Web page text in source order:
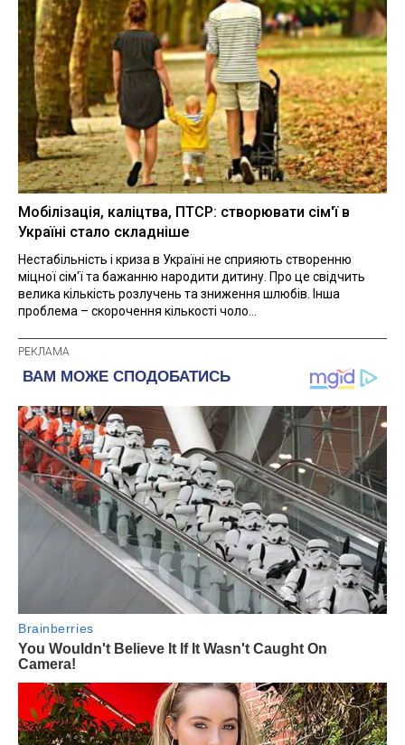
Мобілізація, каліцтва, ПТСР: створювати сім'ї в
Україні стало складніше
Нестабільність і криза в Україні не сприяють створенню
міцної сім'ї та бажанню народити дитину. Про це свідчить
велика кількість розлучень та зниження шлюбів. Інша
проблема – скорочення кількості чоло...